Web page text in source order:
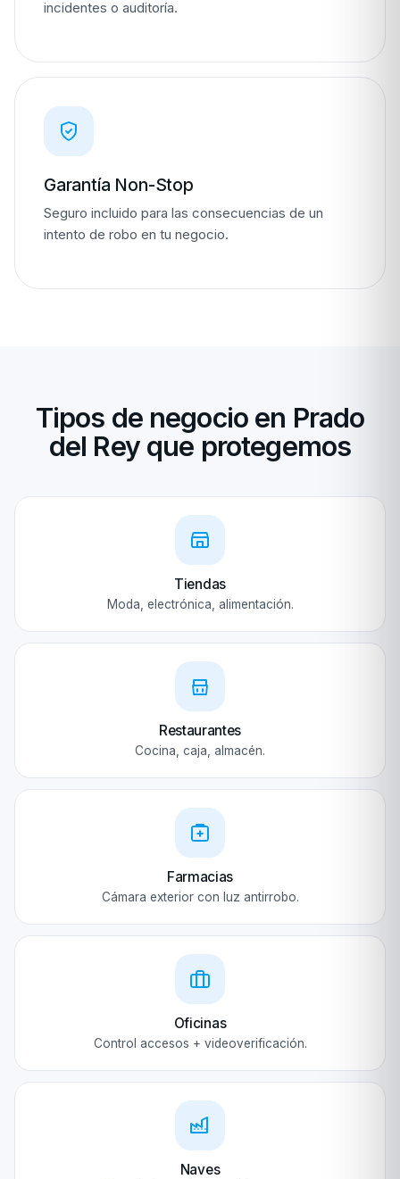
incidentes o auditoría.
Garantía Non-Stop
Seguro incluido para las consecuencias de un
intento de robo en tu negocio.
Tipos de negocio en Prado
del Rey que protegemos
Tiendas
Moda, electrónica, alimentación.
Restaurantes
Cocina, caja, almacén.
Farmacias
Cámara exterior con luz antirrobo.
Oficinas
Control accesos + videoverificación.
Naves